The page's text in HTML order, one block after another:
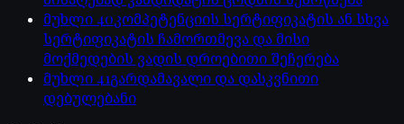
მუხლი 40კომპეტენციის სერტიფიკატის ან სხვა
სერტიფიკატის ჩამორთმევა და მისი
მოქმედების ვადის დროებითი შეჩერება
მუხლი 41გარდამავალი და დასკვნითი
დებულებანი